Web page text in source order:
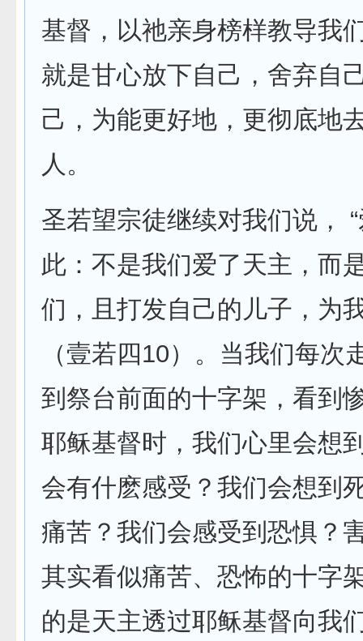
基督，以祂亲身榜样教导我
就是甘心放下自己，舍弃自
己，为能更好地，更彻底地
人。
圣若望宗徒继续对我们说，
此：不是我们爱了天主，而
们，且打发自己的儿子，为
（壹若四10）。当我们每次
到祭台前面的十字架，看到
耶稣基督时，我们心里会想
会有什麽感受？我们会想到
痛苦？我们会感受到恐惧？
其实看似痛苦、恐怖的十字
的是天主透过耶稣基督向我